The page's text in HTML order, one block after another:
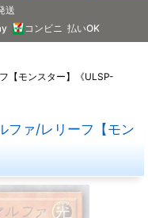
送
コンビニ 払いOK
【モンスター】《ULSP-
ァ/レリーフ【モン